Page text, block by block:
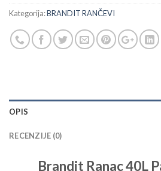
Kategorija:BRANDIT RANČEVI
OPIS
RECENZIJE (0)
Brandit Ranac 40L